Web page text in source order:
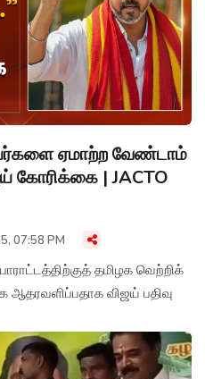
ஏமாற்ற வேண்டாம்
கோரிக்கை | JACTO
07:58 PM
தமிழக வெற்றிக்
ஆதரவளிப்பதாக விஜய் பதிவு